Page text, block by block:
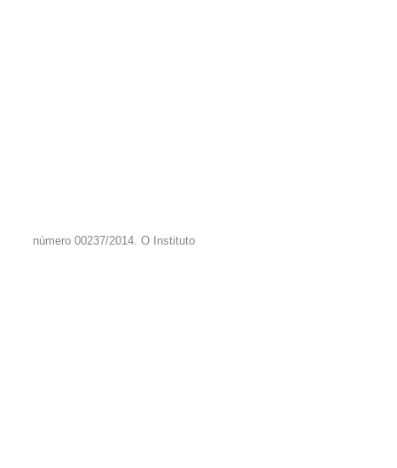
número 00237/2014. O Instituto